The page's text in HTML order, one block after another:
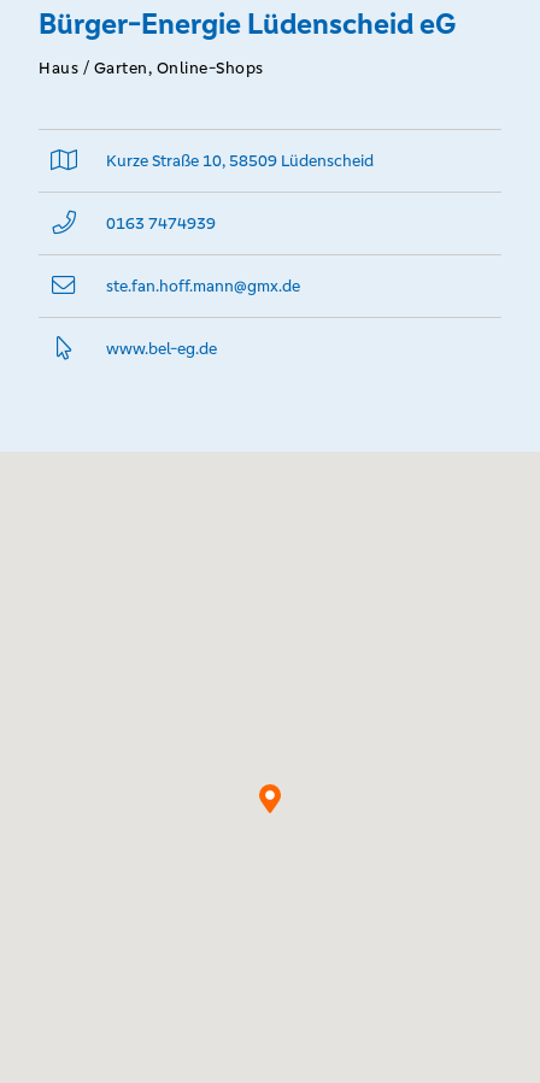
Bürger-Energie Lüdenscheid eG
Haus / Garten, Online-Shops
Kurze Straße 10, 58509 Lüdenscheid
0163 7474939
ste.fan.hoff.mann@­gmx.de
www.­bel-eg.­de